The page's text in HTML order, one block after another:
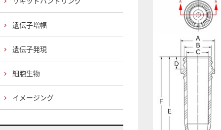
遺伝子増幅
遺伝子発現
細胞生物
イメージング